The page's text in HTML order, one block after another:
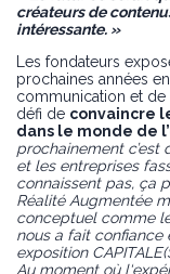
créateurs de
intéressante. »
Les fondateurs
prochaines années
communication et de
défi de convaincre
dans le monde de
prochainement
et les entreprises
connaissent pas, ça
Réalité Augmentée
conceptuel comme
nous a fait confiance
exposition
Au moment où